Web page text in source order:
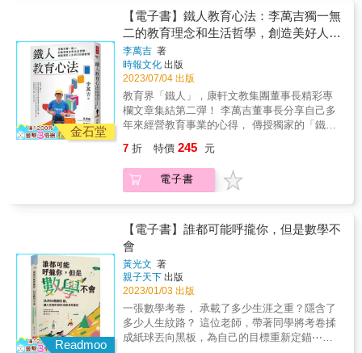
家長和孩子應該合力拉動一股繩子，而非形成
兩端勢力，否則任何拉鋸與自以為是，都是對
孩子心理的撕裂。 ‧老師對於孩子的表現，好事
大方說，壞事私下聊。 ‧孩子之間起衝突，要教
導孩子「換位思考」學習諒解，而不是急著處
罰。 ‧給初犯的學生一個台階下，目的是引導他
願意直視自己的錯誤，去修補關係與誠懇道
歉，並銘記在心，避免再次發生。 ‧告知家長
時，緩一緩、想一想再開口，不要一開頭就告
狀，先找出讚美孩子的美詞再談事情。 ‧如果老
直接跟家長告狀，換來的可能是親子暴力相向
的局面。 ‧常用體罰、斥責的方式教育孩子，即
使有旁人在場也依舊，這種不被尊重的傷害，
是老師，老師對待學生的態度有「起頭」作
用。 ‧不管學生過去如何，對我來說，都是一張
白紙，必須以全新的角度看待他們，如果不放
掉這些過去，就會因為先入為主的看法而產生
偏見。 & 本書特色 & 1.深刻反映教育現場的特
殊生議題，他們看似學生中的少數，但著實需
要老師花費心力引導融入整個班級，作者的實
務經驗是第一線教育者最好的教學手冊。 & 2.
毛，把質問變成好奇，將情緒轉為對話契機，
看見脫序行為背後的原因，聽懂孩子難以言說
的訊息 身為職業級後母導師的淑娟老師，教過
形形色色的孩子，有的行為讓人頭痛，有的成
績讓人心酸，甚至整個班級百廢待興
&hellip;&hellip;，但對她而言，沒有問題學生，
而是學生有問題需要協助！也曾年少迷惘的
她，從改變自己的人生到改變學生的人生，努
力教育著不被體制認定為「好孩子」的學生，
十八般武藝。書中一則則動人的真實故事，讓
我們找到孩子令人束手無策的問題癥結點，也
看見孩子經過適當引導後令人震撼欣慰的正向
轉變。 & 關於教育，淑娟老師想說： ‧老師、
兩端勢力，否則任何拉鋸與自以為是，都是對
孩子心理的撕裂。 ‧老師對於孩子的表現，好事
大方說，壞事私下聊。 ‧孩子之間起衝突，要教
導孩子「換位思考」學習諒解，而不是急著處
罰。 ‧給初犯的學生一個台階下，目的是引導他
願意直視自己的錯誤，去修補關係與誠懇道
歉，並銘記在心，避免再次發生。 ‧告知家長
時，緩一緩、想一想再開口，不要一開頭就告
狀，先找出讚美孩子的美詞再談事情。 ‧如果老
萬吉董事長一論「學習」：一味的追求排名、
高分不是學習的真正目的，過度強調升學，只
會失去學習的本質。如何掌握學習策略，培養
孩子學習樂趣，這都是需要長期的累積。二聊
「教學」：如何做好親師溝通、相互學習、成
就學生，都是十分重要的課題，當老師從來不
簡單。三講「教育政策」：不論是開放外籍教
師、教師法的保障、雙語教育、師資城鄉差
距，各種教育政策，樣樣都談，重要的是要務
實並具前瞻性，給教師合理待遇，並有適當的
教養」，家長的態度，會影響孩子的成就高
度，如何做好親子溝通、以身作則、培養孩
子？良好的親子教育，可以改變孩子未來。五
要？一次的考試並不會決定孩子的人生，努
力、鍛鍊的過程才是成長的養分。好好規劃孩
子的人生馬拉松，培養一技之長，發展多元能
力，適性揚才，給孩子作夢的勇氣和能力，每
個孩子都可以是高材生。 & 李萬吉董事長透過
本書傳達自己的教育理念，簡潔真摯的文字間
蘊含著對教育的關懷與熱情，除了探討孩子的
學習、教育、親子關係與生涯規劃，也談老師
金石堂
【電子書】鐵人教育心法：李萬吉獨一無
二的教育理念和生活哲學，創造美好人生
的100個智慧
李萬吉 著
時報文化 出版
2023/07/04 出版
教育界「鐵人」，康軒文教集團董事長精彩專
欄文章集結第二彈！ 李萬吉董事長分享自己多
年來經營教育事業的心得， 傳授獨家的「鐵
育界「鐵人」，康軒文教集團董事長李萬吉的
第二本專欄文章集結！本書針對學習、教學、
教育政策、親子教養、孩子生涯規劃等五大主
萬吉董事長一論「學習」：一味的追求排名、
高分不是學習的真正目的，過度強調升學，只
會失去學習的本質。如何掌握學習策略，培養
孩子學習樂趣，這都是需要長期的累積。二聊
「教學」：如何做好親師溝通、相互學習、成
就學生，都是十分重要的課題，當老師從來不
簡單。三講「教育政策」：不論是開放外籍教
師、教師法的保障、雙語教育、師資城鄉差
距，各種教育政策，樣樣都談，重要的是要務
7 折 特價 245 元
電子書
Readmoo
【電子書】誰都可能呼攏你，但是數學不
會
黃光文 著
親子天下 出版
2023/01/03 出版
一張數學考卷， 承載了多少生涯之重？隱含了
多少人生紋路？ 這位老師，帶著同學將考卷揉
成紙球丟向黑板，為自己的目標重新定錨⋯⋯